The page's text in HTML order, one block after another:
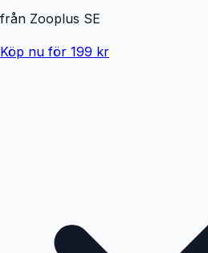
från Zooplus SE
Köp nu för 199 kr